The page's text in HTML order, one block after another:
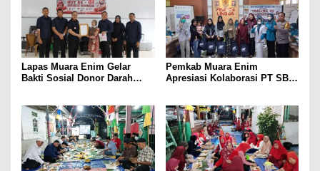
Lapas Muara Enim Gelar
Bakti Sosial Donor Darah
Pemkab Muara Enim
Apresiasi Kolaborasi PT SBS